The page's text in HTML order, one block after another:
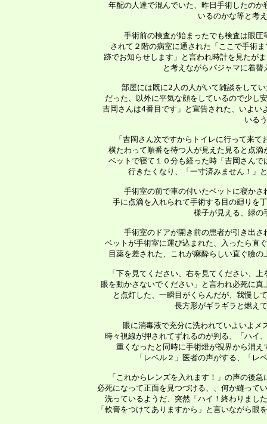
年配の人達で混んでいた、昨日手術したの
いるのかな等と考
手術前の検査が始まったでも検査は眼圧
されて２階の病室に通された「ここで手術
跡でお知らせします」と言われ時計を見たが
と考えながらパジャマに着替
部屋には既に2人の人がいて雑談をしてい
だった、以外に平気な顔をしているので少し
吉岡さんは4番目です」と宣告された、いよい
いる
「吉岡さん次ですからトイレに行って来て
横たわって順番を待つ人が見えた見ると点
ベットで寝て１０分も経った時「吉岡さん
行きたくなり、「一寸済みません！」
手術室の前で車の付いたベットに寝かさ
手に点滴を入れられて手術する目の廻りを
様子が見える、緑の
手術室のドアが開き前の患者が引き出さ
ベットが手術室に運び込まれた、入ったら直
目薬を差された、これが麻酔らしい直ぐ瞼
「下を見てください、右を見てください、上
眼を動かさないでください」と言われ必死に
と点灯した、一瞬目がくらんだが、我慢し
長方形がギラギラと燃え
　眼に消毒液で充分に洗われていよいよメ
時々視線が押されてずれるのが判る、「ハイ
重くなったと同時に手術燈が視界から消
「レベル２」医者の声がする、「レ
「これからレンズを入れます！」の声の後
必死になって正面を見つづける、、何か縫って
洗っているようだ、突然「ハイ！終わりまし
「軟膏をつけてありますから」と言いながら眼